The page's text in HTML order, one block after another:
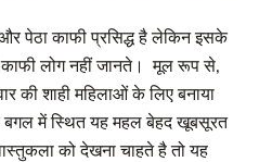
पेठा काफी प्रसिद्ध है लेकिन इसके
काफी लोग नहीं जानते। मूल रूप से,
की शाही महिलाओं के लिए बनाया
में स्थित यह महल बेहद खूबसूरत
को देखना चाहते है तो यह